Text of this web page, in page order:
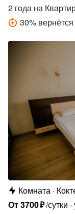
2 года на
30%
Комната
От3700₽/сутки